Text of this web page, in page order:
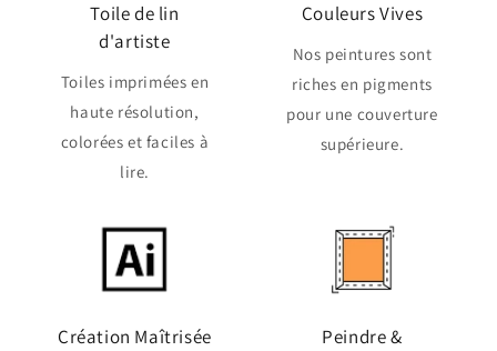
Toile de lin
d'artiste
Toiles imprimées en
haute résolution,
colorées et faciles à
lire.
Couleurs Vives
Nos peintures sont
riches en pigments
pour une couverture
supérieure.
Création Maîtrisée
Peindre &